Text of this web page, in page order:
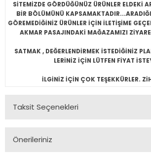
SİTEMİZDE GÖRDÜĞÜNÜZ ÜRÜNLER ELDEKİ
BİR BÖLÜMÜNÜ
GÖREMEDİĞİNİZ ÜRÜNLER İÇİN İLETİŞİME
AKMAR PASAJINDAKİ MAĞAZAMIZI
SATMAK , DEĞERLENDİRMEK İSTEDİĞİNİZ
LERİNİZ İÇİN LÜTFEN FİYAT
İLGİNİZ İÇİN ÇOK TEŞEKKÜRLER.
Taksit Seçenekleri
Önerileriniz